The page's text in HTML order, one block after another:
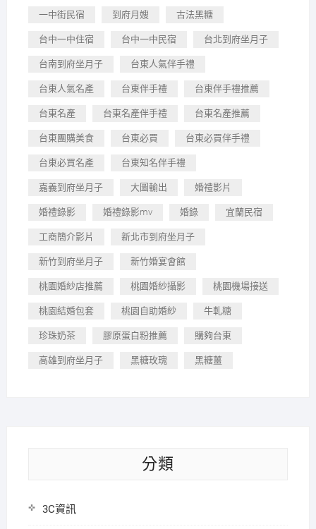
一中街民宿 到府月嫂 古法黑糖
台中一中住宿 台中一中民宿 台北到府坐月子
台南到府坐月子 台東人氣伴手禮
台東人氣名產 台東伴手禮 台東伴手禮推薦
台東名產 台東名產伴手禮 台東名產推薦
台東團購美食 台東必買 台東必買伴手禮
台東必買名產 台東知名伴手禮
嘉義到府坐月子 大圖輸出 婚禮影片
婚禮錄影 婚禮錄影mv 婚錄 宜蘭民宿
工商簡介影片 新北市到府坐月子
新竹到府坐月子 新竹婚宴會館
桃園婚紗店推薦 桃園婚紗攝影 桃園機場接送
桃園結婚包套 桃園自助婚紗 牛軋糖
珍珠奶茶 膠原蛋白粉推薦 購夠台東
高雄到府坐月子 黑糖玫瑰 黑糖薑
分類
3C資訊